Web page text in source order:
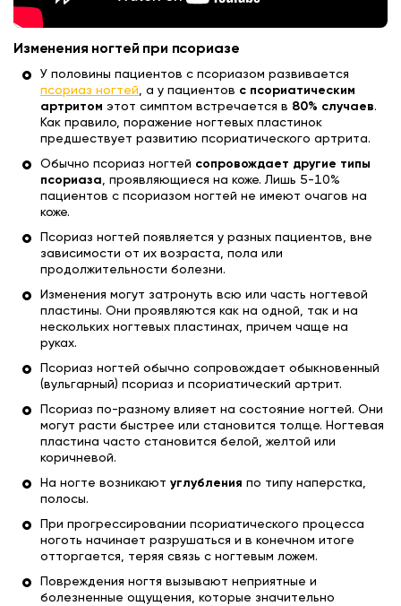
Изменения ногтей при псориазе
У половины пациентов с псориазом развивается
псориаз ногтей, а у пациентов с псориатическим
артритом этот симптом встречается в 80% случаев.
Как правило, поражение ногтевых пластинок
предшествует развитию псориатического артрита.
Обычно псориаз ногтей сопровождает другие типы
псориаза, проявляющиеся на коже. Лишь 5-10%
пациентов с псориазом ногтей не имеют очагов на
коже.
Псориаз ногтей появляется у разных пациентов, вне
зависимости от их возраста, пола или
продолжительности болезни.
Изменения могут затронуть всю или часть ногтевой
пластины. Они проявляются как на одной, так и на
нескольких ногтевых пластинах, причем чаще на
руках.
Псориаз ногтей обычно сопровождает обыкновенный
(вульгарный) псориаз и псориатический артрит.
Псориаз по-разному влияет на состояние ногтей. Они
могут расти быстрее или становится толще. Ногтевая
пластина часто становится белой, желтой или
коричневой.
На ногте возникают углубления по типу наперстка,
полосы.
При прогрессировании псориатического процесса
ноготь начинает разрушаться и в конечном итоге
отторгается, теряя связь с ногтевым ложем.
Повреждения ногтя вызывают неприятные и
болезненные ощущения, которые значительно